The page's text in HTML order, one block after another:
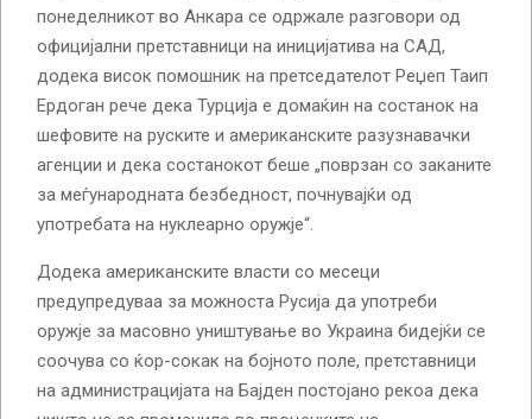
понеделникот во Анкара се одржале разговори од
официјални претставници на иницијатива на САД,
додека висок помошник на претседателот Реџеп Таип
Ердоган рече дека Турција е домаќин на состанок на
шефовите на руските и американските разузнавачки
агенции и дека состанокот беше „поврзан со заканите
за меѓународната безбедност, почнувајќи од
употребата на нуклеарно оружје“.
Додека американските власти со месеци
предупредуваа за можноста Русија да употреби
оружје за масовно уништување во Украина бидејќи се
соочува со ќор-сокак на бојното поле, претставници
на администрацијата на Бајден постојано рекоа дека